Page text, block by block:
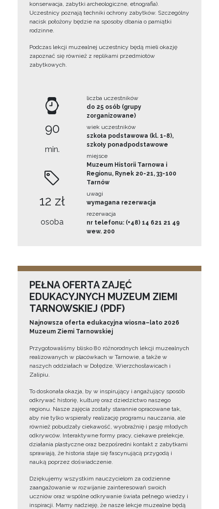
konserwacja, zabytki archeologiczne, etnografia).
Uczestnicy poznają techniki ochrony zabytków. Szczególny
nacisk położony będzie na sposoby dbania o pamiątki
rodzinne.
Podczas lekcji muzealnej uczestnicy będą mieli okazję
zapoznać się również z replikami przedmiotów
zabytkowych.
90
min.
12 zł
osoba
liczba uczestników
do 25 osób (grupy
zorganizowane)
wiek uczestników
szkoła podstawowa (kl. 1-8),
szkoły ponadpodstawowe
miejsce
Muzeum Historii Tarnowa i
Regionu, Rynek 20-21, 33-100
Tarnów
uwagi
wymagana rezerwacja
rezerwacja
nr telefonu: (+48) 14 621 21 49
wew. 200
PEŁNA OFERTA ZAJĘĆ
EDUKACYJNYCH MUZEUM ZIEMI
TARNOWSKIEJ (PDF)
Najnowsza oferta edukacyjna wiosna–lato 2026
Muzeum Ziemi Tarnowskiej
Przygotowaliśmy blisko 80 różnorodnych lekcji muzealnych
realizowanych w placówkach w Tarnowie, a także w
naszych oddziałach w Dołędze, Wierzchosławicach i
Zalipiu.
To doskonała okazja, by w inspirujący i angażujący sposób
odkrywać historię, kulturę oraz dziedzictwo naszego
regionu. Nasze zajęcia zostały starannie opracowane tak,
aby nie tylko wspierały realizację programu nauczania, ale
również pobudzały ciekawość, wyobraźnię i pasję młodych
odkrywców. Interaktywne formy pracy, ciekawe prelekcje,
działania plastyczne oraz bezpośredni kontakt z zabytkami
sprawiają, że historia staje się fascynującą przygodą i
nauką poprzez doświadczenie.
Dziękujemy wszystkim nauczycielom za codzienne
zaangażowanie w rozwijanie zainteresowań swoich
uczniów oraz wspólne odkrywanie świata pełnego wiedzy i
inspiracji. Mamy nadzieję, że nasze lekcje muzealne będą